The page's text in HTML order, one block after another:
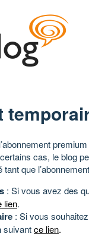
cas, le blog
que
: Si vous avez des
lien.
: Si vous
suivantce lien.